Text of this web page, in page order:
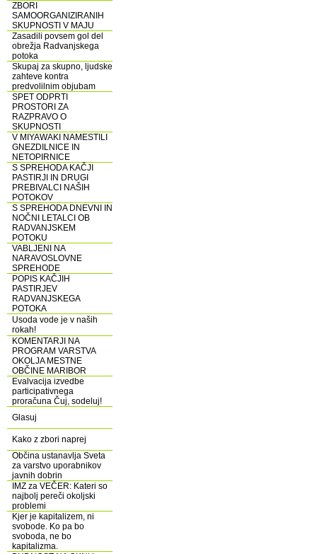
ZBORI
SAMOORGANIZIRANIH
SKUPNOSTI V MAJU
Zasadili povsem gol del
obrežja Radvanjskega
potoka
Skupaj za skupno, ljudske
zahteve kontra
predvolilnim objubam
SPET ODPRTI
PROSTORI ZA
RAZPRAVO O
SKUPNOSTI
V MIYAWAKI NAMESTILI
GNEZDILNICE IN
NETOPIRNICE
S SPREHODA KAČJI
PASTIRJI IN DRUGI
PREBIVALCI NAŠIH
POTOKOV
S SPREHODA DNEVNI IN
NOČNI LETALCI OB
RADVANJSKEM
POTOKU
VABLJENI NA
NARAVOSLOVNE
SPREHODE
POPIS KAČJIH
PASTIRJEV
RADVANJSKEGA
POTOKA
Usoda vode je v naših
rokah!
KOMENTARJI NA
PROGRAM VARSTVA
OKOLJA MESTNE
OBČINE MARIBOR
Evalvacija izvedbe
participativnega
proračuna Čuj, sodeluj!
Glasuj
Kako z zbori naprej
Občina ustanavlja Sveta
za varstvo uporabnikov
javnih dobrin
IMZ za VEČER: Kateri so
najbolj pereči okoljski
problemi
Kjer je kapitalizem, ni
svobode. Ko pa bo
svoboda, ne bo
kapitalizma.